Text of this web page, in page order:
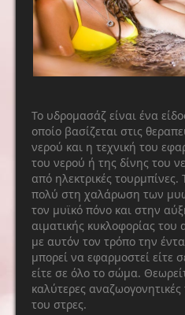
Το υδρομασάζ είναι ένα
οποίο βασίζεται στις
νερού και η τεχνική του
του νερού ή της δίνης του
από ηλεκτρικές
πολύ στη χαλάρωση των
τον μυϊκό πόνο και στην
αιματικής κυκλοφορίας
με αυτόν τον τρόπο την
μπορεί να εφαρμοστεί είτε
είτε σε όλο το σώμα.
καλύτερες
του στρες.